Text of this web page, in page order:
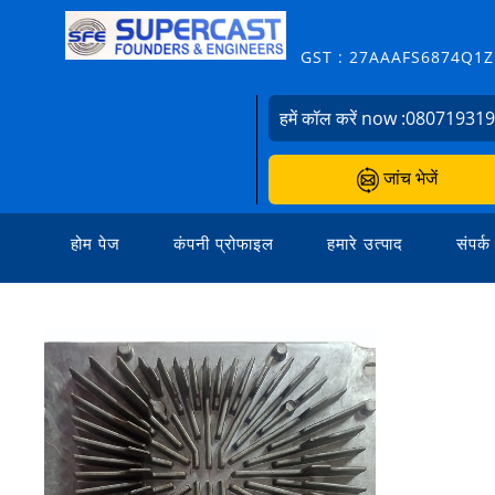
GST :
हमें कॉल करें now :
जांच भेजें
होम पेज कंपनी प्रोफाइल हमारे उत्पाद